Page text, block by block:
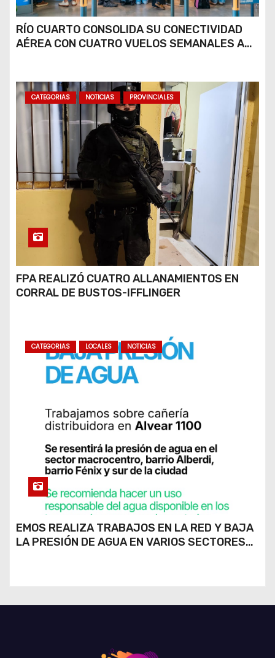
RÍO CUARTO CONSOLIDA SU CONECTIVIDAD
AÉREA CON CUATRO VUELOS SEMANALES A
CATEGORIAS NOTICIAS PROVINCIALES
FPA REALIZÓ CUATRO ALLANAMIENTOS EN
CORRAL DE BUSTOS-IFFLINGER
CATEGORIAS LOCALES NOTICIAS
EMOS REALIZA TRABAJOS EN LA RED Y BAJA
LA PRESIÓN DE AGUA EN VARIOS SECTORES